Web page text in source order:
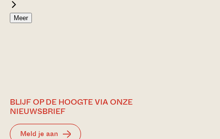
Meer
BLIJF OP DE HOOGTE VIA ONZE
NIEUWSBRIEF
Meld je aan